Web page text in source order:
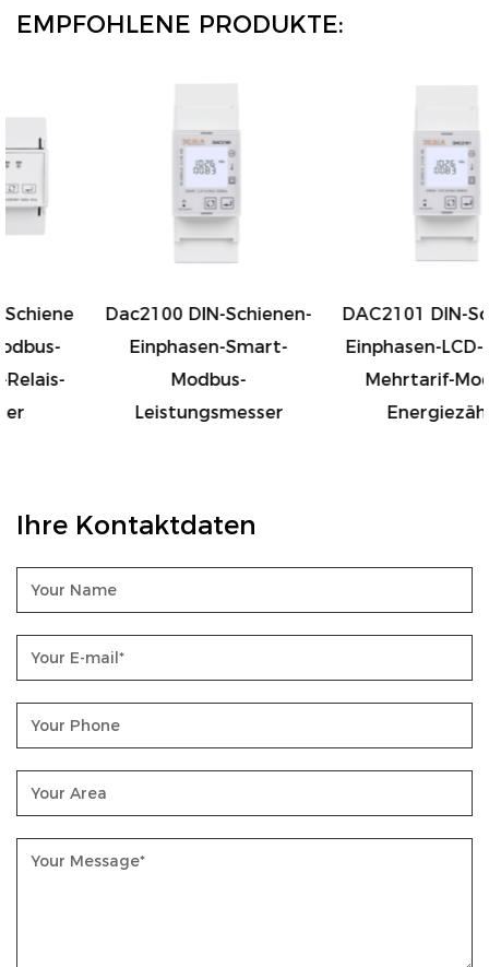
das kompakte Design ermöglicht eine einfache
Marke und Herkunft
Unsere Produkte tragen die Marke „XOCA“ und
sind Ausdruck unseres Engagements für Qualität
und Innovation. Die Produkte werden in Zhejiang,
lokale komplette Industriekette und ein strenges
Qualitätskontrollsystem, um sicherzustellen, dass
Unsere jährliche Produktionskapazität erreicht 1
Million Einheiten. Dank fortschrittlicher
Produktionsprozesse können wir schnell auf die
Marktnachfrage reagieren und Kunden
ausreichend versorgen.
EMPFOHLENE PRODUKTE:
Dac2100 DIN-Schienen-
Einphasen-Smart-
Leistungsmesser
DAC2101 DIN-Schienen-
Einphasen-LCD-Display,
Mehrtarif-Modbus-
Energiezähler
Ihre Kontaktdaten